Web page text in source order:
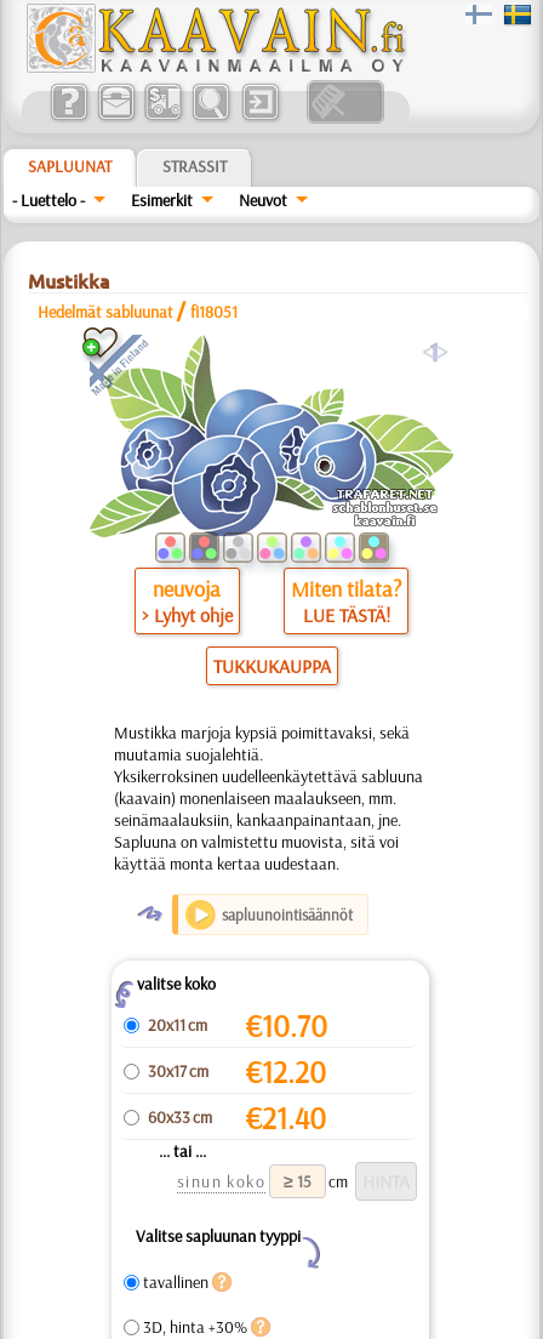
SAPLUUNAT
STRASSIT
- Luettelo -
Esimerkit Neuvot
Mustikka
Hedelmät sabluunat /fi18051
a
neuvoja
> Lyhyt ohje
Miten tilata?
LUE TÄSTÄ!
TUKKUKAUPPA
Mustikka marjoja kypsiä poimittavaksi, sekä
muutamia suojalehtiä.
Yksikerroksinen uudelleenkäytettävä sabluuna
(kaavain) monenlaiseen maalaukseen, mm.
seinämaalauksiin, kankaanpainantaan, jne.
Sapluuna on valmistettu muovista, sitä voi
käyttää monta kertaa uudestaan.
O sapluunointisäännöt
Zvalitse koko
20x11 cm
€10.70
30x17 cm €12.20
60x33 cm €21.40
... tai ...
sinun koko
cm
Valitse sapluunan tyyppi
Y
tavallinen
3D, hinta +30%